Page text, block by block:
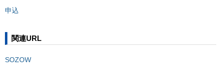
申込
関連URL
SOZOW